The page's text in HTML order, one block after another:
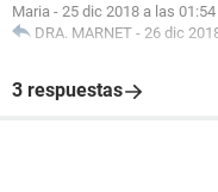
Maria - 25 dic 2018 a las 01:54
DRA. MARNET - 26 dic
3 respuestas